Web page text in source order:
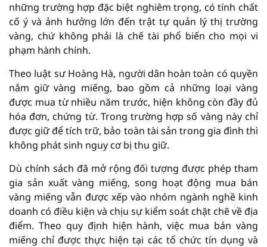
những trường hợp đặc biệt nghiêm trọng, có tính chất
cố ý và ảnh hưởng lớn đến trật tự quản lý thị trường
vàng, chứ không phải là chế tài phổ biến cho mọi vi
phạm hành chính.
Theo luật sư Hoàng Hà, người dân hoàn toàn có quyền
nắm giữ vàng miếng, bao gồm cả những loại vàng
được mua từ nhiều năm trước, hiện không còn đầy đủ
hóa đơn, chứng từ. Trong trường hợp số vàng này chỉ
được giữ để tích trữ, bảo toàn tài sản trong gia đình thì
không phát sinh nguy cơ bị thu giữ.
Dù chính sách đã mở rộng đối tượng được phép tham
gia sản xuất vàng miếng, song hoạt động mua bán
vàng miếng vẫn được xếp vào nhóm ngành nghề kinh
doanh có điều kiện và chịu sự kiểm soát chặt chẽ về địa
điểm. Theo quy định hiện hành, việc mua bán vàng
miếng chỉ được thực hiện tại các tổ chức tín dụng và